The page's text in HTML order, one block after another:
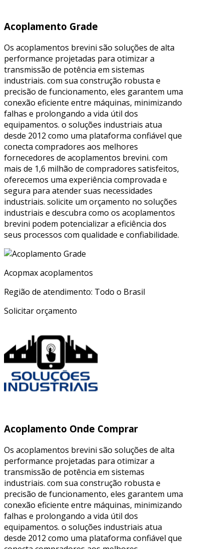
Acoplamento Grade
Os acoplamentos brevini são soluções de alta
performance projetadas para otimizar a
transmissão de potência em sistemas
industriais. com sua construção robusta e
precisão de funcionamento, eles garantem uma
conexão eficiente entre máquinas, minimizando
falhas e prolongando a vida útil dos
equipamentos. o soluções industriais atua
desde 2012 como uma plataforma confiável que
conecta compradores aos melhores
fornecedores de acoplamentos brevini. com
mais de 1,6 milhão de compradores satisfeitos,
oferecemos uma experiência comprovada e
segura para atender suas necessidades
industriais. solicite um orçamento no soluções
industriais e descubra como os acoplamentos
brevini podem potencializar a eficiência dos
seus processos com qualidade e confiabilidade.
Acopmax acoplamentos
Região de atendimento: Todo o Brasil
Solicitar orçamento
Acoplamento Onde Comprar
Os acoplamentos brevini são soluções de alta
performance projetadas para otimizar a
transmissão de potência em sistemas
industriais. com sua construção robusta e
precisão de funcionamento, eles garantem uma
conexão eficiente entre máquinas, minimizando
falhas e prolongando a vida útil dos
equipamentos. o soluções industriais atua
desde 2012 como uma plataforma confiável que